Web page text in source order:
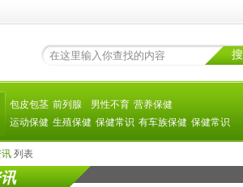
包皮包茎 前列腺 男性不育 营养保健
运动保健 生殖保健 保健常识 有车族保健 保健常识
列表